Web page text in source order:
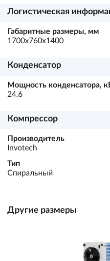
Логистическая
Габаритные размеры, мм
1700х760х1400
Конденсатор
Мощность конденсатора,
24.6
Компрессор
Производитель
Invotech
Тип
Спиральный
Другие размеры